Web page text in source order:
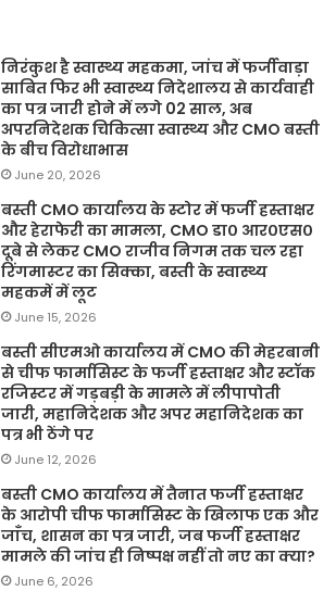
निरंकुश है स्वास्थ्य महकमा, जांच में फर्जीवाड़ा
साबित फिर भी स्वास्थ्य निदेशालय से कार्यवाही
का पत्र जारी होने में लगे 02 साल, अब
अपरनिदेशक चिकित्सा स्वास्थ्य और CMO बस्ती
के बीच विरोधाभास
June 20, 2026
बस्ती CMO कार्यालय के स्टोर में फर्जी हस्ताक्षर
और हेराफेरी का मामला, CMO डा० आर०एस०
दूबे से लेकर CMO राजीव निगम तक चल रहा
रिंगमास्टर का सिक्का, बस्ती के स्वास्थ्य
महकमें में लूट
June 15, 2026
बस्ती सीएमओ कार्यालय में CMO की मेहरबानी
से चीफ फार्मासिस्ट के फर्जी हस्ताक्षर और स्टॉक
रजिस्टर में गड़बड़ी के मामले में लीपापोती
जारी, महानिदेशक और अपर महानिदेशक का
पत्र भी ठेंगे पर
June 12, 2026
बस्ती CMO कार्यालय में तैनात फर्जी हस्ताक्षर
के आरोपी चीफ फार्मासिस्ट के खिलाफ एक और
जाँच, शासन का पत्र जारी, जब फर्जी हस्ताक्षर
मामले की जांच ही निष्पक्ष नहीं तो नए का क्या?
June 6, 2026